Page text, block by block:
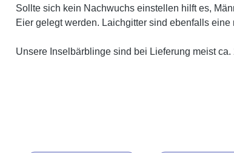
Sollte sich kein Nachwuchs einstellen hilft es,
Eier gelegt werden. Laichgitter sind ebenfalls
Unsere Inselbärblinge sind bei Lieferung meist ca.